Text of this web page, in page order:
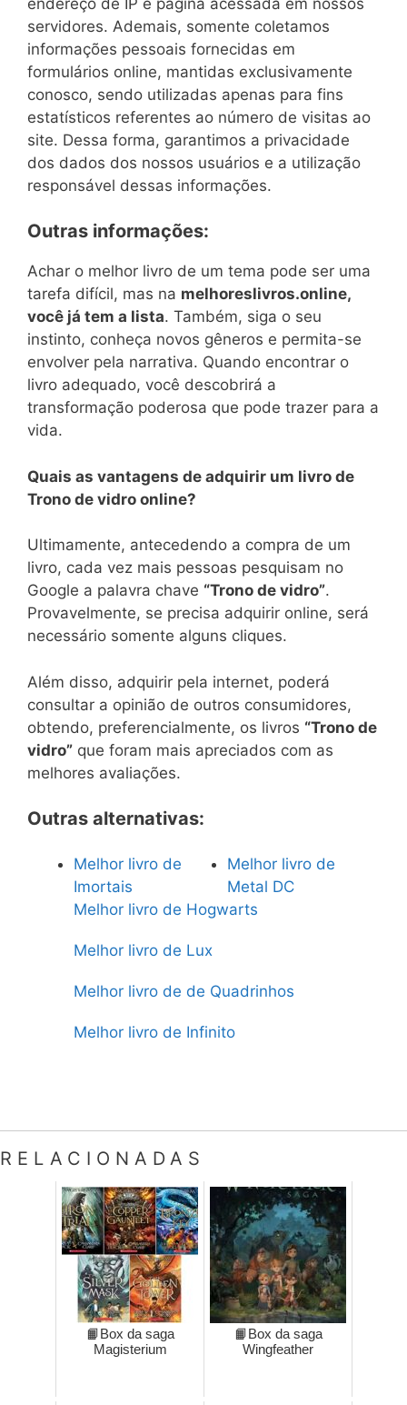
servidores. Ademais, somente coletamos
informações pessoais fornecidas em
formulários online, mantidas exclusivamente
conosco, sendo utilizadas apenas para fins
estatísticos referentes ao número de visitas ao
site. Dessa forma, garantimos a privacidade
dos dados dos nossos usuários e a utilização
responsável dessas informações.
Outras informações:
Achar o melhor livro de um tema pode ser uma
tarefa difícil, mas na melhoreslivros.online,
você já tem a lista. Também, siga o seu
instinto, conheça novos gêneros e permita-se
envolver pela narrativa. Quando encontrar o
livro adequado, você descobrirá a
transformação poderosa que pode trazer para a
vida.
Quais as vantagens de adquirir um livro de
Trono de vidro online?
Ultimamente, antecedendo a compra de um
livro, cada vez mais pessoas pesquisam no
Google a palavra chave “Trono de vidro”.
Provavelmente, se precisa adquirir online, será
necessário somente alguns cliques.
Além disso, adquirir pela internet, poderá
consultar a opinião de outros consumidores,
obtendo, preferencialmente, os livros “Trono de
vidro” que foram mais apreciados com as
melhores avaliações.
Outras alternativas:
Melhor livro de
Imortais
Melhor livro de
Metal DC
Melhor livro de Hogwarts
Melhor livro de Lux
Melhor livro de de Quadrinhos
Melhor livro de Infinito
RELACIONADAS
📙Box da saga
Magisterium
📙Box da saga
Wingfeather